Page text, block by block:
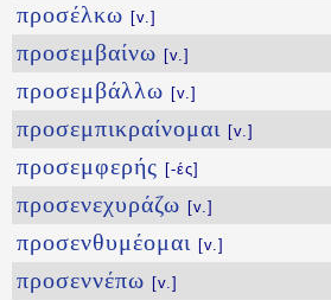
προσέλκω [v.]
προσεμβαίνω [v.]
προσεμβάλλω [v.]
προσεμπικραίνομαι [v.]
προσεμφερής [-ές]
προσενεχυράζω [v.]
προσενθυμέομαι [v.]
προσεννέπω [v.]